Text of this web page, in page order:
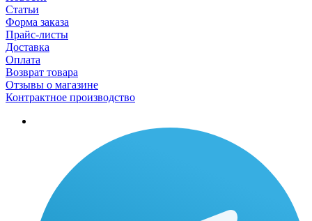
Статьи
Форма заказа
Прайс-листы
Доставка
Оплата
Возврат товара
Отзывы о магазине
Контрактное производство